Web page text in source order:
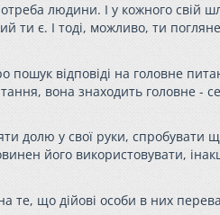
людини. І у кожного свій
ти є. І тоді, можливо, ти
пошук відповіді на головне
вона знаходить головне -
долю у свої руки, спробувати
його використовувати,
що дійові особи в них